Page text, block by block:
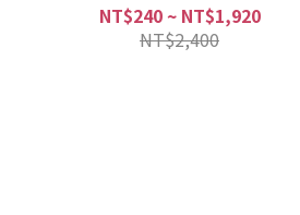
NT$240 ~ NT$1,920
NT$2,400